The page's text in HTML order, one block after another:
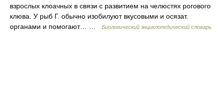
взрослых клоачных в связи с развитием на челюстях рогового
клюва. У рыб Г. обычно изобилуют вкусовыми и осязат.
органами и помогают… …
Биологический энциклопедический словарь